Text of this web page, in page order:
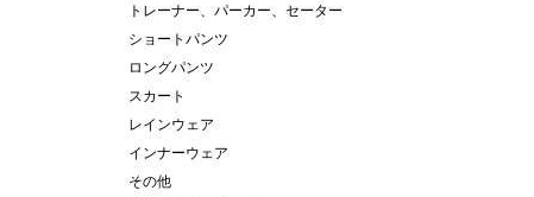
トレーナー、パーカー、セーター
ショートパンツ
ロングパンツ
スカート
レインウェア
インナーウェア
その他